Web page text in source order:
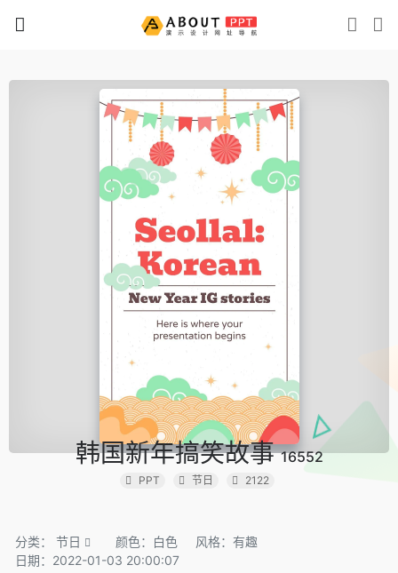
韩国新年搞笑故事16552
PPT 节日 2122
分类： 节日 颜色：白色
风格：有趣
日期：2022-01-03 20:00:07